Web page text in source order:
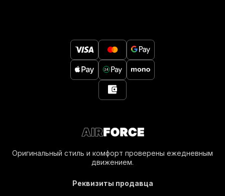
Оригинальный стиль и комфорт проверены ежедневным
движением.
Реквизиты продавца